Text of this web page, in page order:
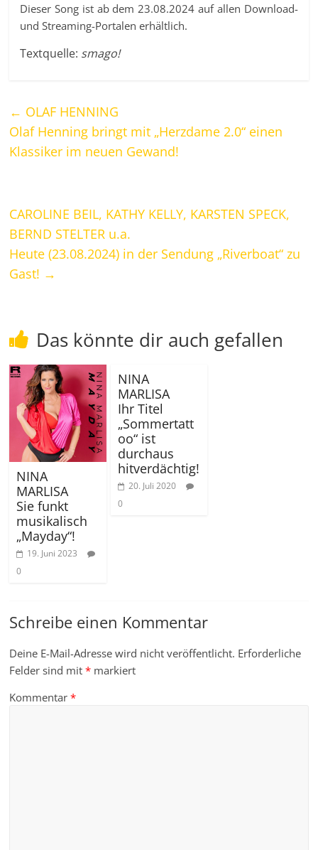
Dieser Song ist ab dem 23.08.2024 auf allen Download-
und Streaming-Portalen erhältlich.
Textquelle: smago!
← OLAF HENNING
Olaf Henning bringt mit „Herzdame 2.0“ einen
Klassiker im neuen Gewand!
CAROLINE BEIL, KATHY KELLY, KARSTEN SPECK,
BERND STELTER u.a.
Heute (23.08.2024) in der Sendung „Riverboat“ zu
Gast! →
Das könnte dir auch gefallen
NINA
MARLISA
Sie funkt
musikalisch
„Mayday“!
19. Juni 2023
0
NINA
MARLISA
Ihr Titel
„Sommertatt
oo“ ist
durchaus
hitverdächtig!
20. Juli 2020
0
Schreibe einen Kommentar
Deine E-Mail-Adresse wird nicht veröffentlicht. Erforderliche
Felder sind mit* markiert
Kommentar*